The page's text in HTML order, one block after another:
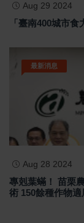
Aug 29 2024
「臺南400城市
最新消息
Aug 28 2024
專剋葉蟎！ 苗栗
術 150餘種作物適